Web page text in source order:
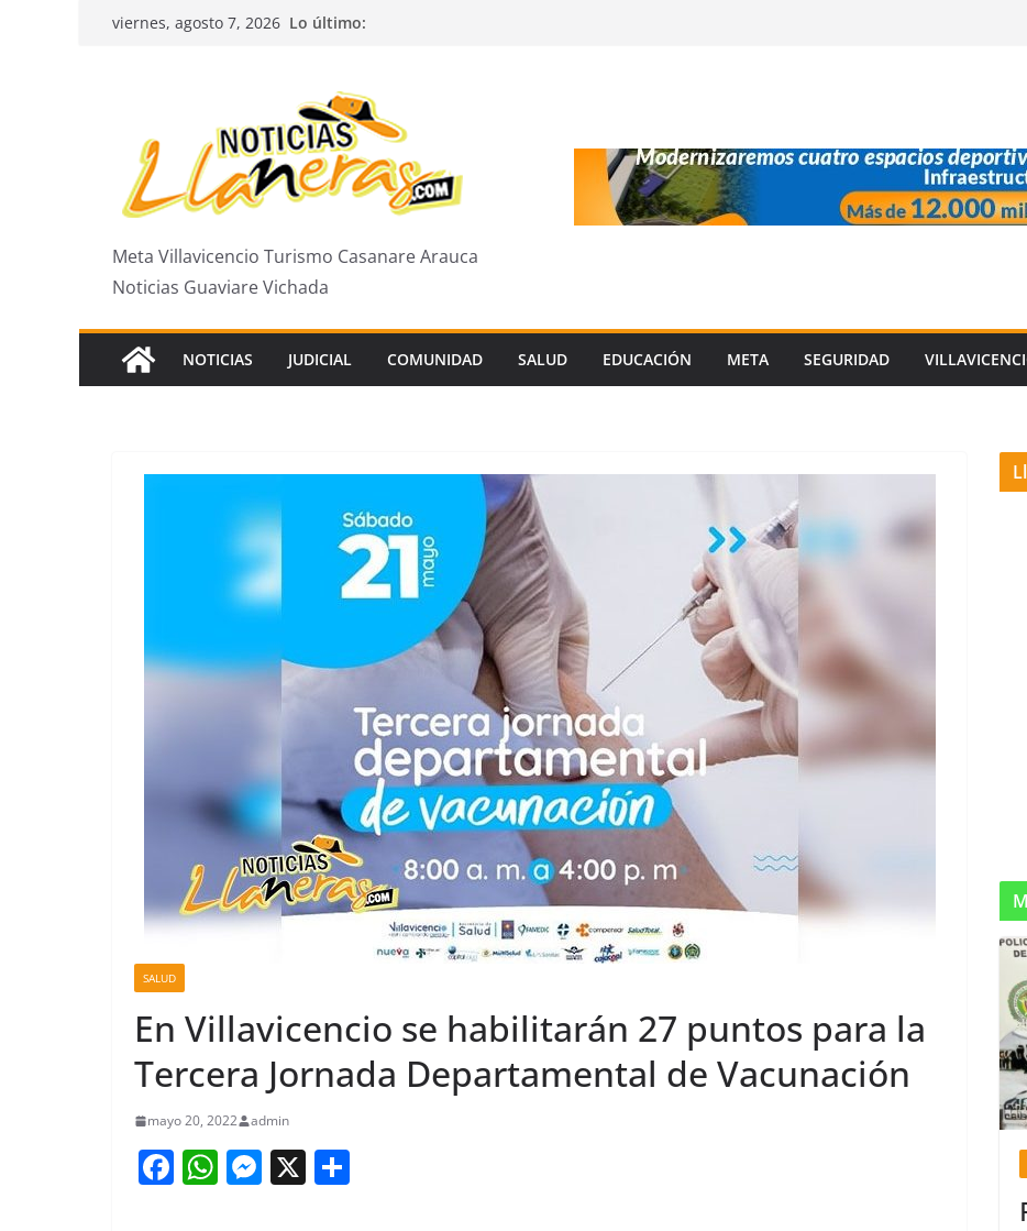
Saltarviernes, agosto 7, 2026 Lo último:
Meta Villavicencio Turismo Casanare Arauca
Noticias Guaviare Vichada
NOTICIAS JUDICIAL COMUNIDAD SALUD EDUCACIÓN META SEGURIDAD
SALUD
En Villavicencio se habilitarán 27 puntos para la
Tercera Jornada Departamental de Vacunación
mayo 20, 2022 admin
F W M X